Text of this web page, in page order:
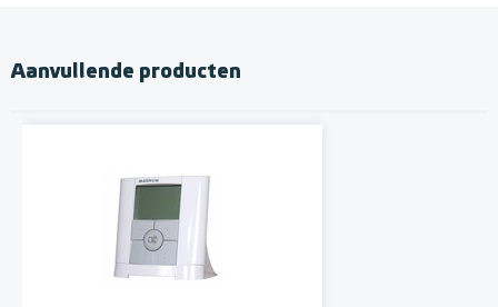
Aanvullende producten